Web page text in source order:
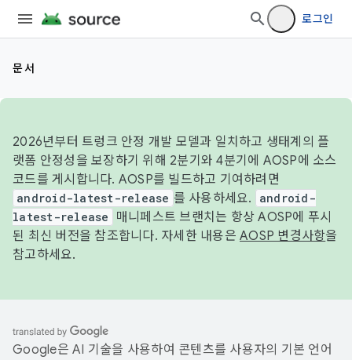
로그인
문서
2026년부터 트렁크 안정 개발 모델과 일치하고 생태계의 플
랫폼 안정성을 보장하기 위해 2분기와 4분기에 AOSP에 소스
코드를 게시합니다. AOSP를 빌드하고 기여하려면
android-latest-release 를 사용하세요.
android-
latest-release
매니페스트 브랜치는 항상 AOSP에 푸시
된 최신 버전을 참조합니다. 자세한 내용은 AOSP 변경사항을
참고하세요.
Google은 AI 기술을 사용하여 콘텐츠를 사용자의 기본 언어